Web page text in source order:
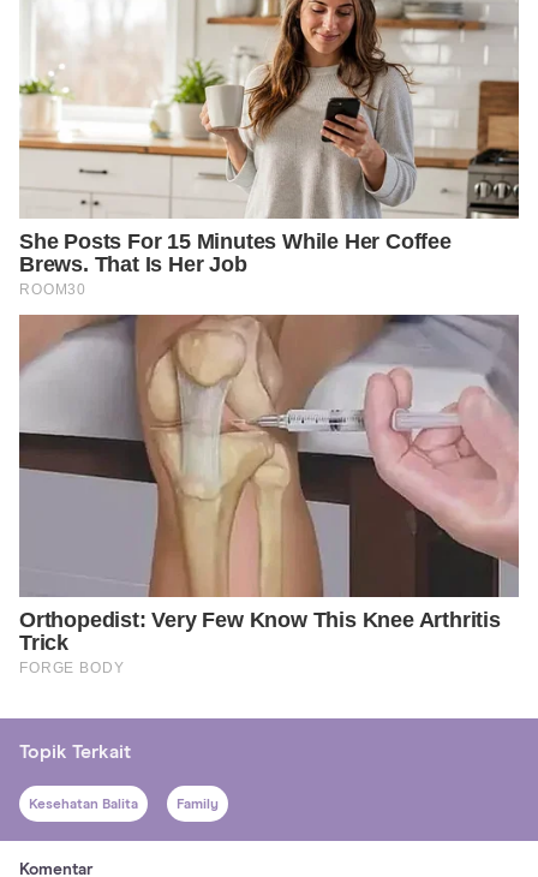
Topik Terkait
Kesehatan Balita Family
Komentar